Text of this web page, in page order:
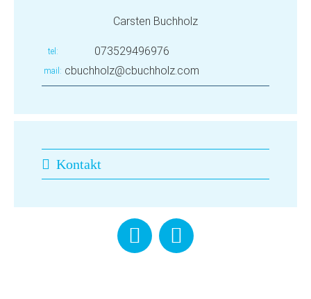
Carsten Buchholz
tel 073529496976
mail cbuchholz@cbuchholz.com
Kontakt